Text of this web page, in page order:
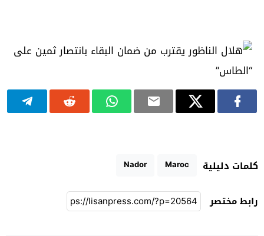
كلمات دليلية Maroc
Nador
رابط مختصر